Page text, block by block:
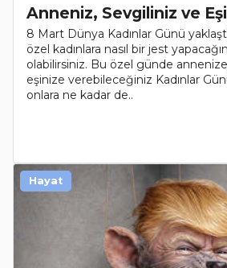
Anneniz, Sevgiliniz ve
8 Mart Dünya Kadınlar Günü
özel kadınlara nasıl bir jest
olabilirsiniz. Bu özel günde
eşinize verebileceğiniz Kadınlar
onlara ne kadar de..
Hayat